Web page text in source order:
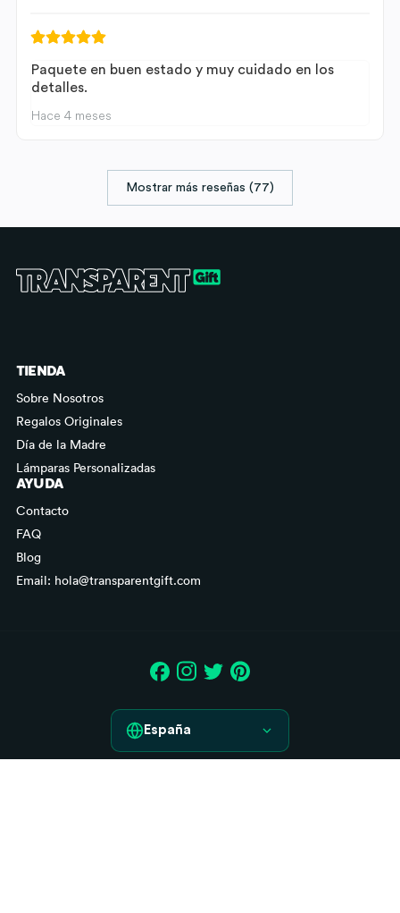
Paquete en buen estado y muy cuidado en los
detalles.
Hace 4 meses
Mostrar más reseñas (77)
TIENDA
Sobre Nosotros
Regalos Originales
Día de la Madre
Lámparas Personalizadas
AYUDA
Contacto
FAQ
Blog
Email: hola@transparentgift.com
España